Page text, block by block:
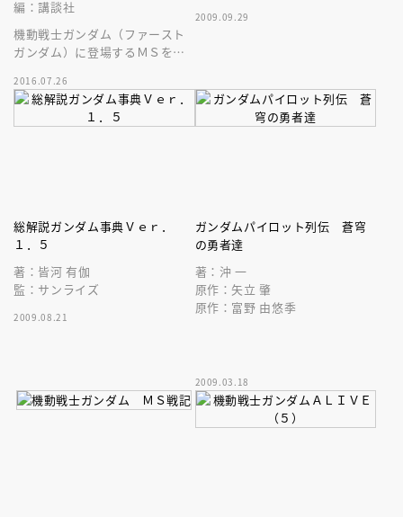
編：講談社
機動戦士ガンダム（ファースト
ガンダム）に登場するＭＳを自
が登場だ！
2016.07.26
2009.09.29
総解説ガンダム事典Ｖｅｒ．
１．５
著：皆河 有伽
監：サンライズ
2009.08.21
ガンダムパイロット列伝 蒼穹
の勇者達
著：沖 一
原作：矢立 肇
原作：富野 由悠季
2009.03.18